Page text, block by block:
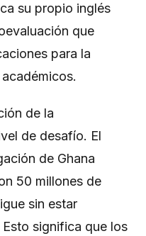
su propio inglés
que
para la
de la
de desafío. El
de Ghana
50 millones de
sin estar
significa que los